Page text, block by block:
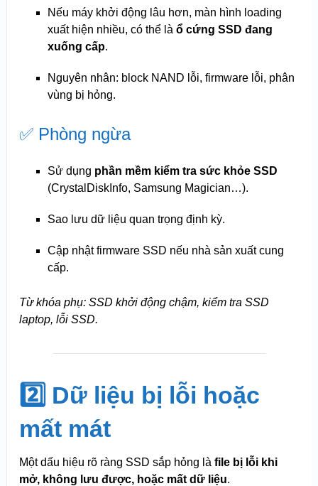
Nếu máy khởi động lâu hơn, màn hình loading
xuất hiện nhiều, có thể là ổ cứng SSD đang
xuống cấp.
Nguyên nhân: block NAND lỗi, firmware lỗi, phân
vùng bị hỏng.
✅ Phòng ngừa
Sử dụng phần mềm kiểm tra sức khỏe SSD
(CrystalDiskInfo, Samsung Magician…).
Sao lưu dữ liệu quan trọng định kỳ.
Cập nhật firmware SSD nếu nhà sản xuất cung
cấp.
Từ khóa phụ: SSD khởi động chậm, kiểm tra SSD
laptop, lỗi SSD.
2️⃣ Dữ liệu bị lỗi hoặc
mất mát
Một dấu hiệu rõ ràng SSD sắp hỏng là file bị lỗi khi
mở, không lưu được, hoặc mất dữ liệu.